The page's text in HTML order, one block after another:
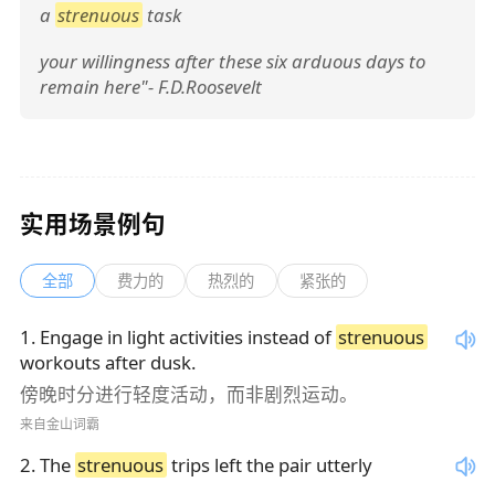
a strenuous task
your willingness after these six arduous days to
remain here"- F.D.Roosevelt
实用场景例句
全部 费力的 热烈的 紧张的
1 . Engage in light activities instead of strenuous
workouts after dusk.
傍晚时分进行轻度活动，而非剧烈运动。
来自金山词霸
2.The strenuous trips left the pair utterly